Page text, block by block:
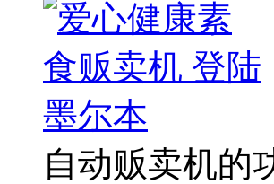
自动贩卖机的